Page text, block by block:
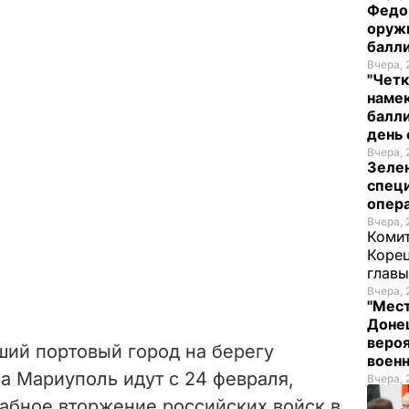
портовый город на берегу
Мариуполь идут с 24 февраля,
Вчера,
день
Вчера,
Вчера,
Вчера,
Вчера,